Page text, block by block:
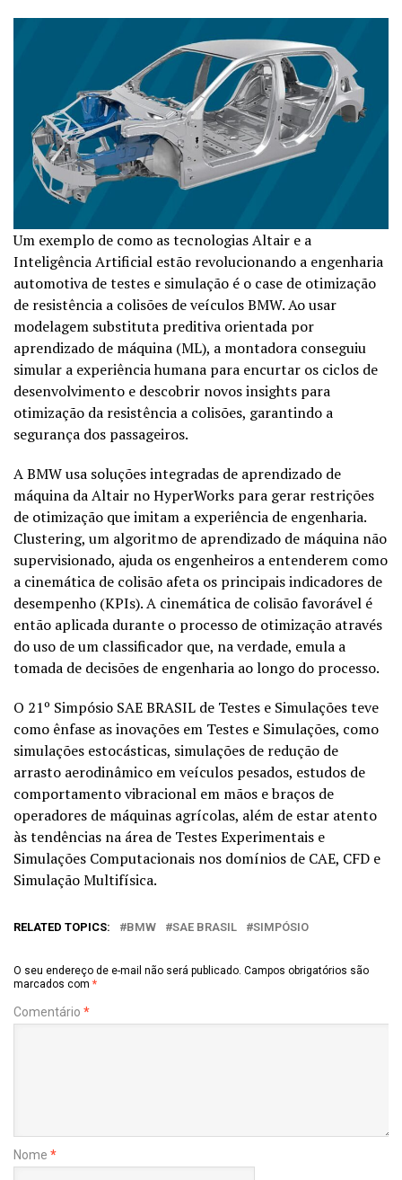
Um exemplo de como as tecnologias Altair e a
Inteligência Artificial estão revolucionando a engenharia
automotiva de testes e simulação é o case de otimização
de resistência a colisões de veículos BMW. Ao usar
modelagem substituta preditiva orientada por
aprendizado de máquina (ML), a montadora conseguiu
simular a experiência humana para encurtar os ciclos de
desenvolvimento e descobrir novos insights para
otimização da resistência a colisões, garantindo a
segurança dos passageiros.
A BMW usa soluções integradas de aprendizado de
máquina da Altair no HyperWorks para gerar restrições
de otimização que imitam a experiência de engenharia.
Clustering, um algoritmo de aprendizado de máquina não
supervisionado, ajuda os engenheiros a entenderem como
a cinemática de colisão afeta os principais indicadores de
desempenho (KPIs). A cinemática de colisão favorável é
então aplicada durante o processo de otimização através
do uso de um classificador que, na verdade, emula a
tomada de decisões de engenharia ao longo do processo.
O 21º Simpósio SAE BRASIL de Testes e Simulações teve
como ênfase as inovações em Testes e Simulações, como
simulações estocásticas, simulações de redução de
arrasto aerodinâmico em veículos pesados, estudos de
comportamento vibracional em mãos e braços de
operadores de máquinas agrícolas, além de estar atento
às tendências na área de Testes Experimentais e
Simulações Computacionais nos domínios de CAE, CFD e
Simulação Multifísica.
RELATED TOPICS: BMW SAE BRASIL SIMPÓSIO
O seu endereço de e-mail não será publicado. Campos obrigatórios são
marcados com *
Comentário *
Nome *